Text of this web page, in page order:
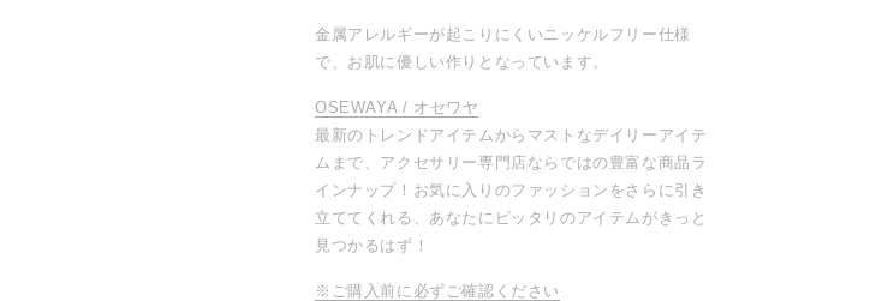
金属アレルギーが起こりにくいニッケルフリー仕様
で、お肌に優しい作りとなっています。
OSEWAYA / オセワヤ
最新のトレンドアイテムからマストなデイリーアイテ
ムまで、アクセサリー専門店ならではの豊富な商品ラ
インナップ！お気に入りのファッションをさらに引き
立ててくれる、あなたにピッタリのアイテムがきっと
見つかるはず！
※ご購入前に必ずご確認ください